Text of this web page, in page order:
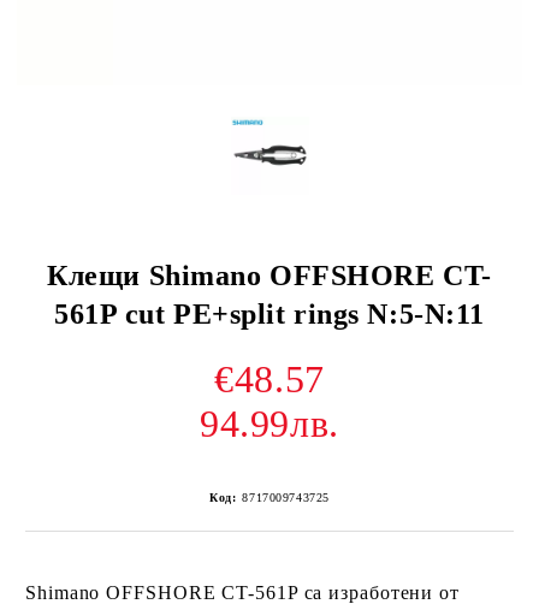
Клещи Shimano OFFSHORE CT-
561P cut PE+split rings N:5-N:11
€48.57
94.99лв.
Код: 8717009743725
Shimano OFFSHORE CT-561P са изработени от